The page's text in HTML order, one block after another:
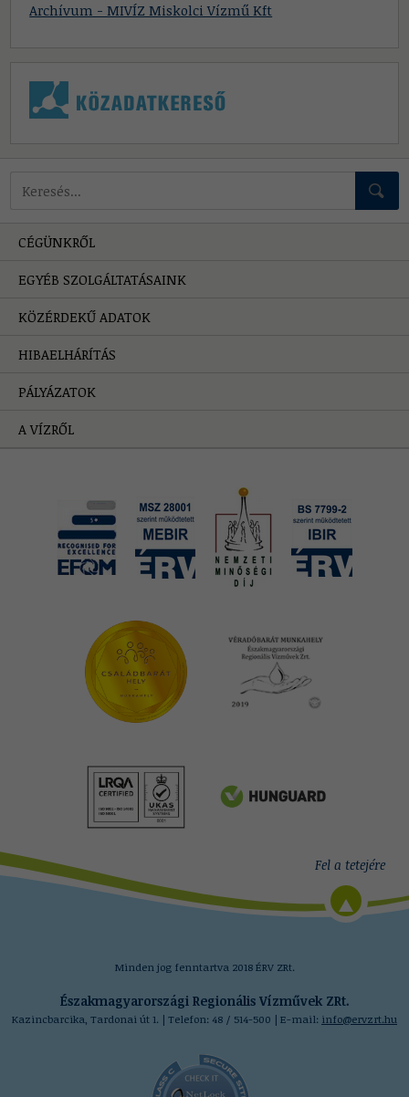
Archívum - MIVÍZ Miskolci Vízmű Kft
Mire keressünk?
CÉGÜNKRŐL
EGYÉB SZOLGÁLTATÁSAINK
KÖZÉRDEKŰ ADATOK
HIBAELHÁRÍTÁS
PÁLYÁZATOK
A VÍZRŐL
Minden jog fenntartva 2018 ÉRV ZRt.
Északmagyarországi Regionális Vízművek ZRt.
Kazincbarcika, Tardonai út 1. | Telefon: 48 / 514-500 | E-mail: info@ervzrt.hu